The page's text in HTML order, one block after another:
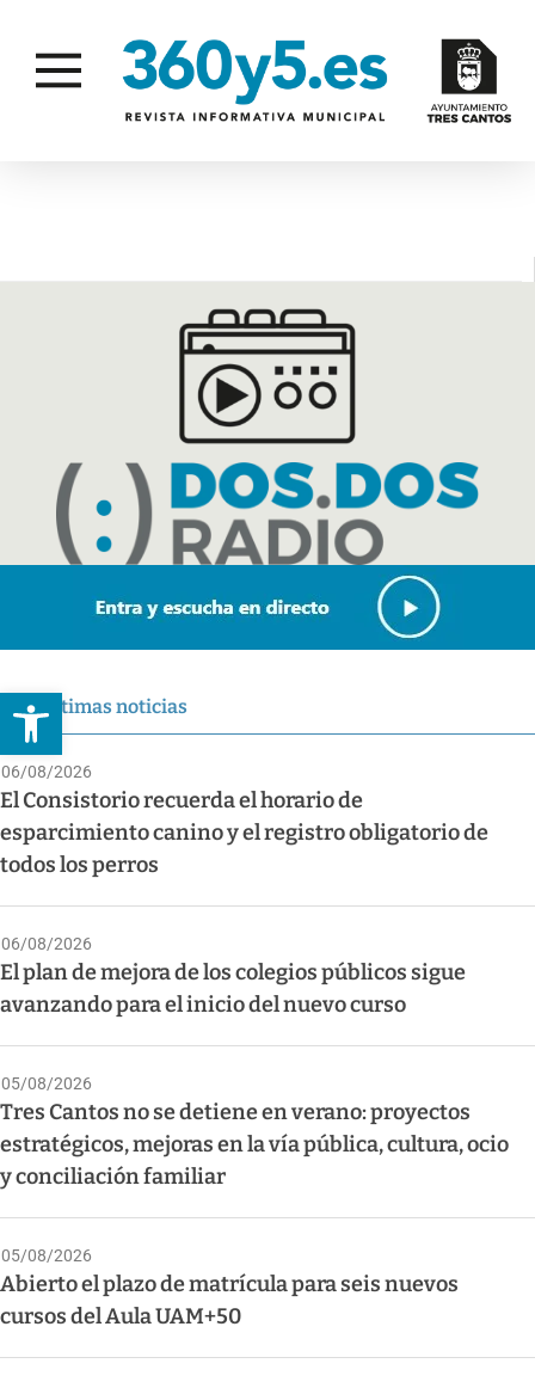
Abrir barra de herramientas
Últimas noticias
06/08/2026
El Consistorio recuerda el horario de
esparcimiento canino y el registro obligatorio de
todos los perros
06/08/2026
El plan de mejora de los colegios públicos sigue
avanzando para el inicio del nuevo curso
05/08/2026
Tres Cantos no se detiene en verano: proyectos
estratégicos, mejoras en la vía pública, cultura, ocio
y conciliación familiar
05/08/2026
Abierto el plazo de matrícula para seis nuevos
cursos del Aula UAM+50